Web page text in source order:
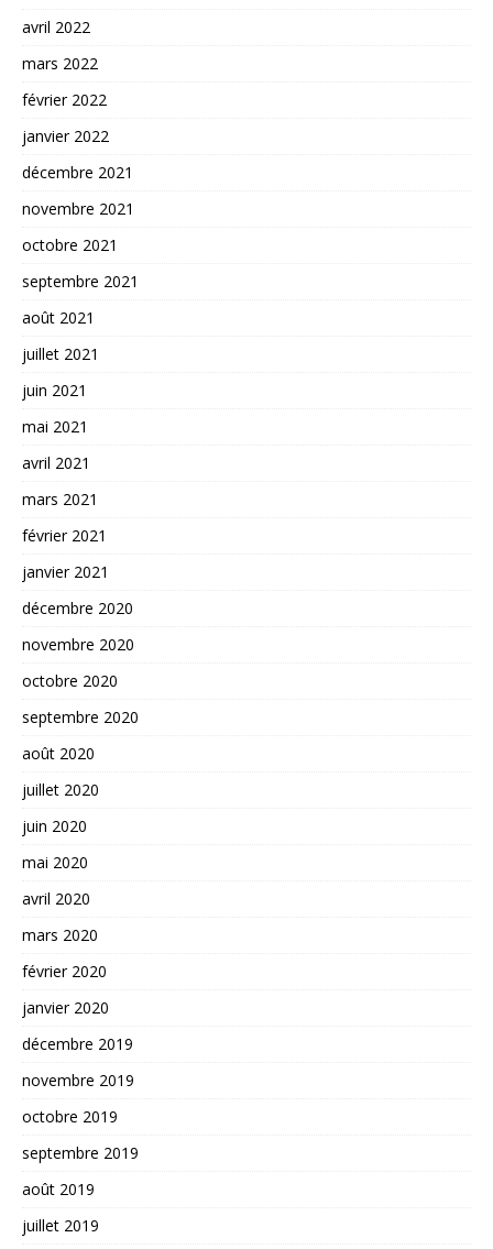
avril 2022
mars 2022
février 2022
janvier 2022
décembre 2021
novembre 2021
octobre 2021
septembre 2021
août 2021
juillet 2021
juin 2021
mai 2021
avril 2021
mars 2021
février 2021
janvier 2021
décembre 2020
novembre 2020
octobre 2020
septembre 2020
août 2020
juillet 2020
juin 2020
mai 2020
avril 2020
mars 2020
février 2020
janvier 2020
décembre 2019
novembre 2019
octobre 2019
septembre 2019
août 2019
juillet 2019